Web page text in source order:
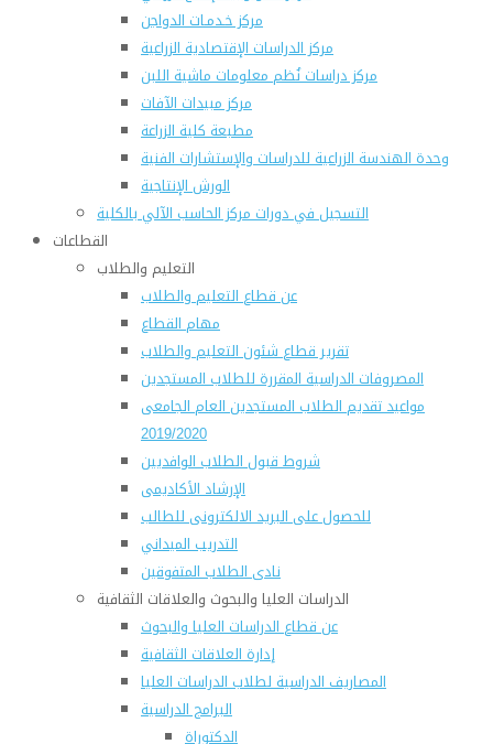
مركز خـدمـات الدواجن
مركز الدراسات الإقتصادية الزراعية
مركز دراسات نُظم معلومات ماشية اللبن
مركز مبيدات الآفات
مطبعة كلية الزراعة
وحدة الهندسة الزراعية للدراسات والإستشارات الفنية
الورش الإنتاجية
التسجيل في دورات مركز الحاسب الآلي بالكلية
القطاعات
التعليم والطلاب
عن قطاع التعليم والطلاب
مهام القطاع
تقرير قطاع شئون التعليم والطلاب
المصروفات الدراسية المقررة للطلاب المستجدين
مواعيد تقديم الطلاب المستجدين العام الجامعى
2019/2020
شروط قبول الطلاب الوافديين
الإرشاد الأكاديمى
للحصول على البريد الالكترونى للطالب
التدريب الميداني
نادى الطلاب المتفوقين
الدراسات العليا والبحوث والعلاقات الثقافية
عن قطاع الدراسات العليا والبحوث
إدارة العلاقات الثقافية
المصاريف الدراسية لطلاب الدراسات العليا
البرامج الدراسية
الدكتوراة